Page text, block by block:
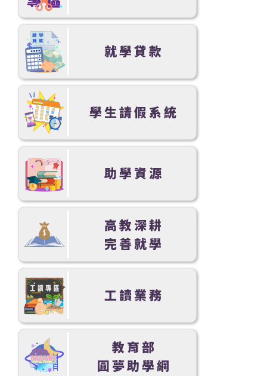
就學貸款
學生請假系統
助學資源
高教深耕
完善就學
工讀業務
教育部
圓夢助學網